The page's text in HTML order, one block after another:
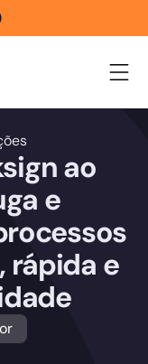
ao
e
rápida e